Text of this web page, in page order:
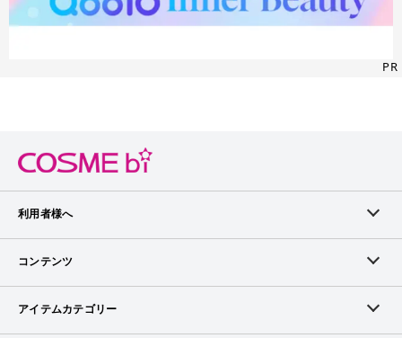
PR
利用者様へ
メンバーログイン
コンテンツ
ランキング
アイテムカテゴリー